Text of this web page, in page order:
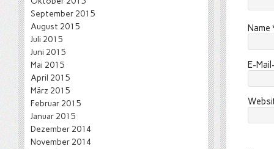
Name
E-
September 2015
August 2015
Juli 2015
Juni 2015
Mai 2015
April 2015
März 2015
Februar 2015
Januar 2015
Dezember 2014
November 2014